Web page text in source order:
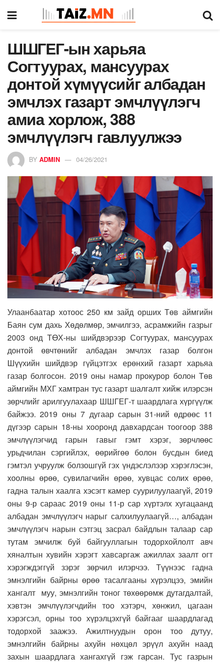
ШШГЕГ-ын харьяа
Согтуурах, мансуурах
донтой хүмүүсийг албадан
эмчлэх газарт эмчлүүлэгч
амиа хорлож, 388
эмчлүүлэгч гавлуулжээ
BY ADMIN 04/26/2021
Улаанбаатар хотоос 250 км зайд орших Төв аймгийн
Баян сум дахь Хөдөлмөр, эмчилгээ, асрамжийн газрыг
2003 онд ТӨХ-ны шийдвэрээр Согтуурах, мансуурах
донтой өвчтөнийг албадан эмчлэх газар болгон
Шүүхийн шийдвэр гүйцэтгэх ерөнхий газарт харьяа
газар болгосон. 2019 оны намар прокурор болон Төв
аймгийн МХГ хамтран тус газарт шалгалт хийж илэрсэн
зөрчлийг арилгуулахаар ШШГЕГ-т шаардлага хүргүүлж
байжээ. 2019 оны 7 дугаар сарын 31-ний өдрөөс 11
дүгээр сарын 18-ны хооронд давхардсан тоогоор 388
эмчлүүлэгчид гарын гавыг гэмт хэрэг, зөрчлөөс
урьдчилан сэргийлэх, өөрийгөө болон бусдын биед
гэмтэл учруулж болзошгүй гэх үндэслэлээр хэрэглэсэн,
хоолны өрөө, сувилагчийн өрөө, хувцас солих өрөө,
гадна талын хаалга хэсэгт камер суурилуулаагүй, 2019
оны 9-р сараас 2019 оны 11-р сар хүртэлх хугацаанд
албадан эмчлүүлэгч нарыг салхилуулаагүй…, албадан
эмчлүүлэгч нарын сэтгэц засрал байдлын талаар сар
тутам эмчилж буй байгууллагын тодорхойлолт авч
хяналтын хувийн хэрэгт хавсаргаж ажиллах заалт огт
хэрэгждэггүй зэрэг зөрчил илэрчээ. Түүнээс гадна
эмнэлгийн байрны өрөө тасалгааны хүрэлцээ, эмийн
хангалт муу, эмнэлгийн тоног төхөөрөмж дутагдалтай,
хэвтэн эмчлүүлэгчдийн тоо хэтэрч, хөнжил, цагаан
хэрэгсэл, орны тоо хүрэлцэхгүй байгааг шаардлагад
тодорхой заажээ. Ажилтнуудын орон тоо дутуу,
эмнэлгийн байрны ахуйн нөхцөл эрүүл ахуйн наад
захын шаардлага хангахгүй гэж гарсан. Тус газрын